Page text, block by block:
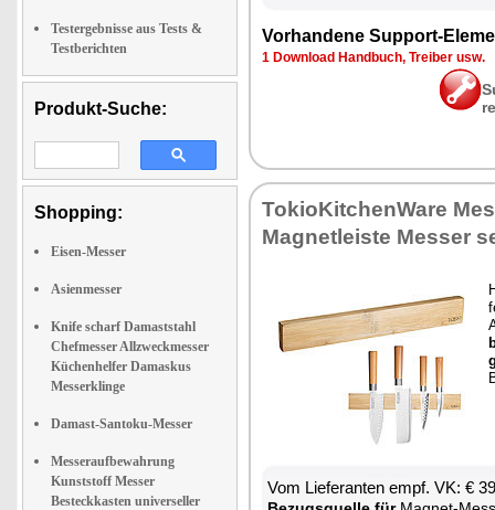
Testergebnisse aus Tests &
Testberichten
Produkt-Suche:
Shopping:
Eisen-Messer
Asienmesser
Knife scharf Damaststahl
Chefmesser Allzweckmesser
Küchenhelfer Damaskus
Messerklinge
Damast-Santoku-Messer
Messeraufbewahrung
Kunststoff Messer
Besteckkasten universeller
Vor­han­de­ne Sup­port-
1 Down­load Hand­buch, Trei­ber usw.
To­kio­Kit­chen­Wa­re
Ma­gnet­leis­te Mes­ser
Vom Lie­fe­ran­ten empf. VK: €